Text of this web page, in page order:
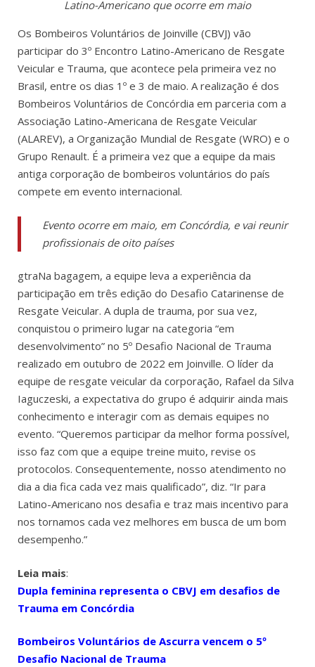
Latino-Americano que ocorre em maio
Os Bombeiros Voluntários de Joinville (CBVJ) vão
participar do 3º Encontro Latino-Americano de Resgate
Veicular e Trauma, que acontece pela primeira vez no
Brasil, entre os dias 1º e 3 de maio. A realização é dos
Bombeiros Voluntários de Concórdia em parceria com a
Associação Latino-Americana de Resgate Veicular
(ALAREV), a Organização Mundial de Resgate (WRO) e o
Grupo Renault. É a primeira vez que a equipe da mais
antiga corporação de bombeiros voluntários do país
compete em evento internacional.
Evento ocorre em maio, em Concórdia, e vai reunir
profissionais de oito países
gtraNa bagagem, a equipe leva a experiência da
participação em três edição do Desafio Catarinense de
Resgate Veicular. A dupla de trauma, por sua vez,
conquistou o primeiro lugar na categoria “em
desenvolvimento” no 5º Desafio Nacional de Trauma
realizado em outubro de 2022 em Joinville. O líder da
equipe de resgate veicular da corporação, Rafael da Silva
Iaguczeski, a expectativa do grupo é adquirir ainda mais
conhecimento e interagir com as demais equipes no
evento. “Queremos participar da melhor forma possível,
isso faz com que a equipe treine muito, revise os
protocolos. Consequentemente, nosso atendimento no
dia a dia fica cada vez mais qualificado”, diz. “Ir para
Latino-Americano nos desafia e traz mais incentivo para
nos tornamos cada vez melhores em busca de um bom
desempenho.”
Leia mais:
Dupla feminina representa o CBVJ em desafios de
Trauma em Concórdia
Bombeiros Voluntários de Ascurra vencem o 5º
Desafio Nacional de Trauma